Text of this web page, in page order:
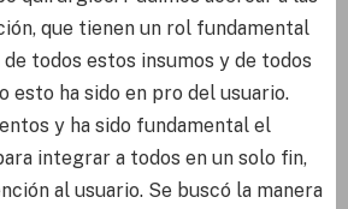
que tienen un rol fundamental
todos estos insumos y de todos
esto ha sido en pro del usuario.
y ha sido fundamental el
integrar a todos en un solo fin,
al usuario. Se buscó la manera